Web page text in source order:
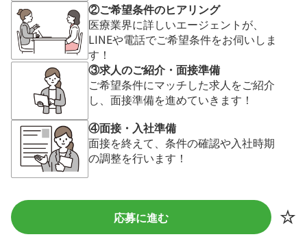
②ご希望条件のヒアリング
医療業界に詳しいエージェントが、
LINEや電話でご希望条件をお伺いしま
す！
③求人のご紹介・面接準備
ご希望条件にマッチした求人をご紹介
し、面接準備を進めていきます！
④面接・入社準備
面接を終えて、条件の確認や入社時期
の調整を行います！
応募に進む